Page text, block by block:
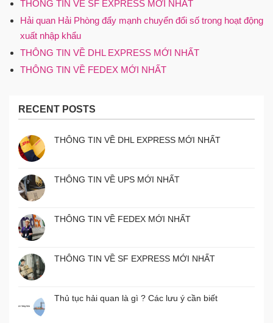
THÔNG TIN VỀ SF EXPRESS MỚI NHẤT
Hải quan Hải Phòng đẩy mạnh chuyển đổi số trong hoạt động
xuất nhập khẩu
THÔNG TIN VỀ DHL EXPRESS MỚI NHẤT
THÔNG TIN VỀ FEDEX MỚI NHẤT
RECENT POSTS
THÔNG TIN VỀ DHL EXPRESS MỚI NHẤT
THÔNG TIN VỀ UPS MỚI NHẤT
THÔNG TIN VỀ FEDEX MỚI NHẤT
THÔNG TIN VỀ SF EXPRESS MỚI NHẤT
Thủ tục hải quan là gì ? Các lưu ý cần biết